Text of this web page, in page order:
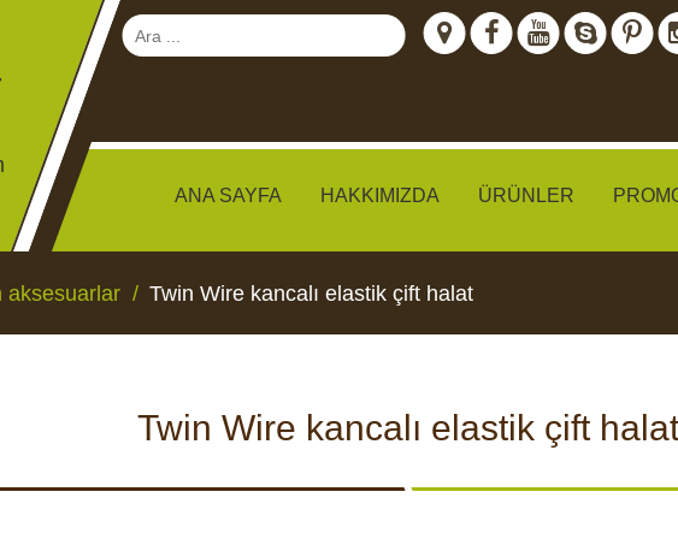
ANA SAYFA HAKKIMIZDA ÜRÜNLER
GÖRÜNTÜLÜ IZLEME
CCTV KAMERALARI
aksesuarlar Twin Wire kancalı elastik çift halat
Twin Wire kancalı elastik çift halat